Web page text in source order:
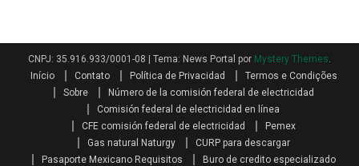
CNPJ: 35.916.933/0001-08 Tema: News Portal por Mystery Themes.
Início
Contato Política de Privacidad
Termos e Condições
Sobre
Número de la comisión federal de electricidad
Comisión federal de electricidad en línea
CFE comisión federal de electricidad
Pemex
Gas natural Naturgy
CURP para descargar
Pasaporte Mexicano Requisitos
Buro de credito especializado